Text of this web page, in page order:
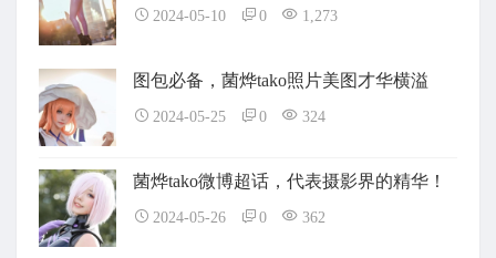
2024-05-10 0 1,273
图包必备，菌烨tako照片美图才华横溢
2024-05-25 0 324
菌烨tako微博超话，代表摄影界的精华！
2024-05-26 0 362